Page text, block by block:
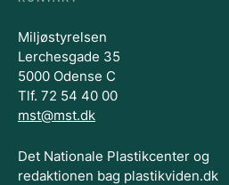
Miljøstyrelsen
Lerchesgade 35
5000 Odense C
Tlf. 72 54 40 00
mst@mst.dk
Det Nationale Plastikcenter og
redaktionen bag plastikviden.dk